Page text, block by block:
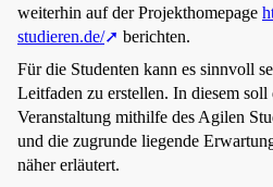
weiterhin auf der Projekthomepage
studieren.de/
berichten.
Für die Studenten kann es sinnvoll
Leitfaden zu erstellen. In diesem
Veranstaltung mithilfe des Agilen
und die zugrunde liegende
näher erläutert.